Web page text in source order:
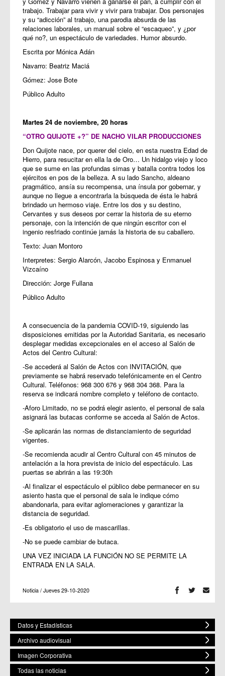
trabajo. Trabajar para vivir y vivir para trabajar. Dos personajes
y su “adicción” al trabajo, una parodia absurda de las
relaciones laborales, un manual sobre el “escaqueo”, y ¿por
qué no?, un espectáculo de variedades. Humor absurdo.
Escrita por Mónica Adán
Navarro: Beatriz Maciá
Gómez: Jose Bote
Público Adulto
Martes 24 de noviembre, 20 horas
“OTRO QUIJOTE +?” DE NACHO VILAR PRODUCCIONES
Don Quijote nace, por querer del cielo, en esta nuestra Edad de
Hierro, para resucitar en ella la de Oro… Un hidalgo viejo y loco
que se sume en las profundas simas y batalla contra todos los
ejércitos en pos de la belleza. A su lado Sancho, aldeano
pragmático, ansía su recompensa, una ínsula por gobernar, y
aunque no llegue a encontrarla la búsqueda de ésta le habrá
brindado un hermoso viaje. Entre los dos y su destino,
Cervantes y sus deseos por cerrar la historia de su eterno
personaje, con la intención de que ningún escritor con el
ingenio resfriado continúe jamás la historia de su caballero.
Texto: Juan Montoro
Interpretes: Sergio Alarcón, Jacobo Espinosa y Enmanuel
Vizcaíno
Dirección: Jorge Fullana
Público Adulto
A consecuencia de la pandemia COVID-19, siguiendo las
disposiciones emitidas por la Autoridad Sanitaria, es necesario
desplegar medidas excepcionales en el acceso al Salón de
Actos del Centro Cultural:
-Se accederá al Salón de Actos con INVITACIÓN, que
previamente se habrá reservado telefónicamente en el Centro
Cultural. Teléfonos: 968 300 676 y 968 304 368. Para la
reserva se indicará nombre completo y teléfono de contacto.
-Aforo Limitado, no se podrá elegir asiento, el personal de sala
asignará las butacas conforme se acceda al Salón de Actos.
-Se aplicarán las normas de distanciamiento de seguridad
vigentes.
-Se recomienda acudir al Centro Cultural con 45 minutos de
antelación a la hora prevista de inicio del espectáculo. Las
puertas se abrirán a las 19:30h
-Al finalizar el espectáculo el público debe permanecer en su
asiento hasta que el personal de sala le indique cómo
abandonarla, para evitar aglomeraciones y garantizar la
distancia de seguridad.
-Es obligatorio el uso de mascarillas.
-No se puede cambiar de butaca.
UNA VEZ INICIADA LA FUNCIÓN NO SE PERMITE LA
ENTRADA EN LA SALA.
Noticia / Jueves 29-10-2020
Datos y Estadísticas
Archivo audiovisual
Imagen Corporativa
Todas las noticias